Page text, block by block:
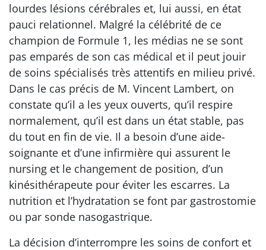
lourdes lésions cérébrales et, lui aussi, en état
pauci relationnel. Malgré la célébrité de ce
champion de Formule 1, les médias ne se sont
pas emparés de son cas médical et il peut jouir
de soins spécialisés très attentifs en milieu privé.
Dans le cas précis de M. Vincent Lambert, on
constate qu’il a les yeux ouverts, qu’il respire
normalement, qu’il est dans un état stable, pas
du tout en fin de vie. Il a besoin d’une aide-
soignante et d’une infirmière qui assurent le
nursing et le changement de position, d’un
kinésithérapeute pour éviter les escarres. La
nutrition et l’hydratation se font par gastrostomie
ou par sonde nasogastrique.
La décision d’interrompre les soins de confort et